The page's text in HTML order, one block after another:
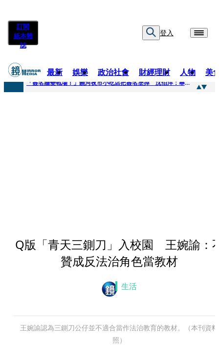
訂閱
紙本雜
誌
登入
最新 娛樂 政治社會 財經理財 人物 美
快訊
「簽名牆變戰場！」饒河夜市小吃店把簽名塗掉 沈伯洋：舉雙手贊成
Q版「青天三鍘刀」入校園 王婉諭：
贊成反法治角色當教材
生活
王婉諭認為三鍘刀公仔並不適合當作法治教育的教材。（本刊資料
照）